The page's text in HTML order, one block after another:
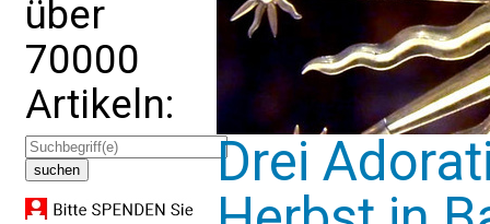
über
70000
Artikeln:
Drei